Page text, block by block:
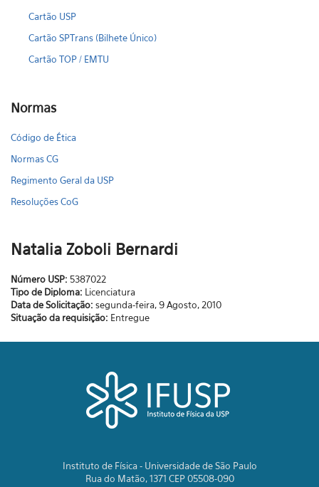
Cartão USP
Cartão SPTrans (Bilhete Único)
Cartão TOP / EMTU
Normas
Código de Ética
Normas CG
Regimento Geral da USP
Resoluções CoG
Natalia Zoboli Bernardi
Número USP: 5387022
Tipo de Diploma: Licenciatura
Data de Solicitação: segunda-feira, 9 Agosto, 2010
Situação da requisição: Entregue
Instituto de Física - Universidade de São Paulo
Rua do Matão, 1371 CEP 05508-090